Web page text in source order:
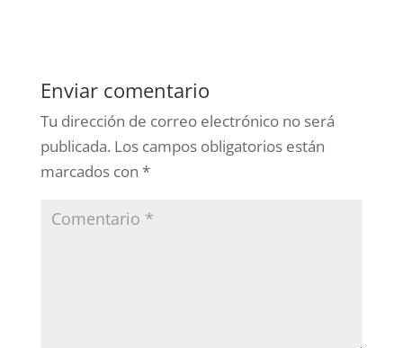
Enviar comentario
Tu dirección de correo electrónico no será
publicada. Los campos obligatorios están
marcados con *